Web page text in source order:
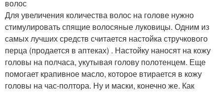
волос
Для увеличения количества волос на голове нужно
стимулировать спящие волосяные луковицы. Одним из
самых лучших средств считается настойка стручкового
перца (продается в аптеках) . Настойку наносят на кожу
головы на полчаса, укутывая голову полотенцем. Еще
помогает крапивное масло, которое втирается в кожу
головы на час-полтора. Ну и маски, конечно же. Как